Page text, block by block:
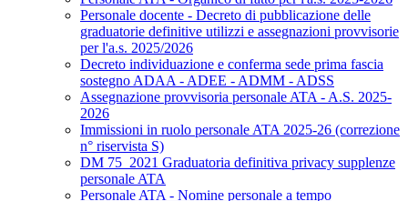
Personale docente - Decreto di pubblicazione delle
graduatorie definitive utilizzi e assegnazioni provvisorie
per l'a.s. 2025/2026
Decreto individuazione e conferma sede prima fascia
sostegno ADAA - ADEE - ADMM - ADSS
Assegnazione provvisoria personale ATA - A.S. 2025-
2026
Immissioni in ruolo personale ATA 2025-26 (correzione
n° riservista S)
DM 75_2021 Graduatoria definitiva privacy supplenze
personale ATA
Personale ATA - Nomine personale a tempo